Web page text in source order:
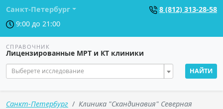
Санкт-Петербург
8 (812) 313-28-58
9:00 до 21:00
СПРАВОЧНИК
Лицензированные МРТ и КТ клиники
Выберете исследование НАЙТИ
Санкт-Петербург Клиника "Скандинавия" Северная